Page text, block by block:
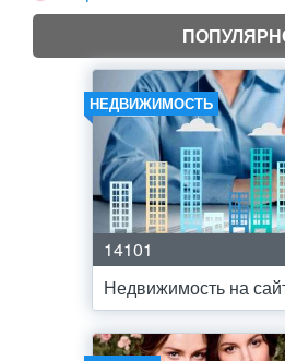
НЕДВИЖИМОСТЬ
14101
Недвижимость на